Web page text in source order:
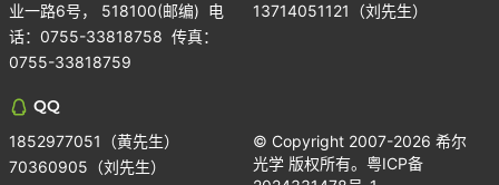
业一路6号， 518100(邮编) 电
话：0755-33818758 传真：
0755-33818759
13714051121（刘先生）
QQ
1852977051（黄先生）
70360905（刘先生）
© Copyright 2007-2026 希尔
光学 版权所有。粤ICP备